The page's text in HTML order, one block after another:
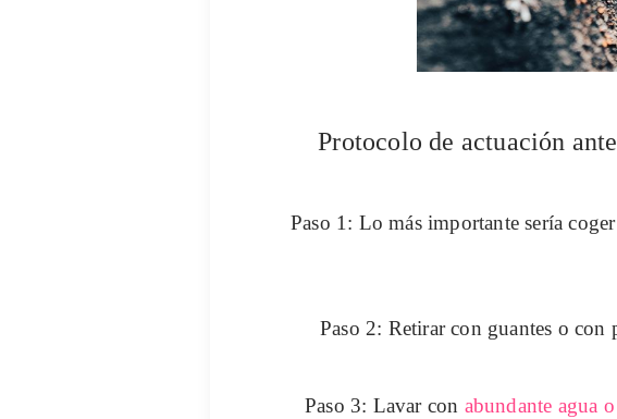
Protocolo de actuación
Paso 1: Lo más importante sería
Paso 2: Retirar con guantes o con
Paso 3: Lavar con abundante agua